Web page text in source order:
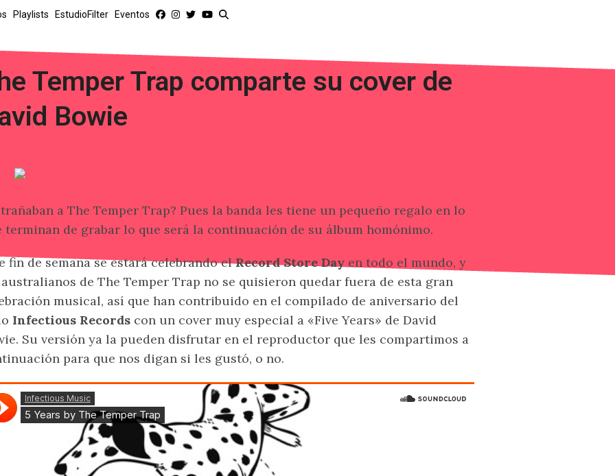
Playlists EstudioFilter Eventos
Temper Trap comparte su cover de
Bowie
a The Temper Trap? Pues la banda les tiene un pequeño regalo en lo
terminan de grabar lo que será la continuación de su álbum homónimo.
fin de semana se estará celebrando elRecord Store Day en todo el mundo, y
de The Temper Trap no se quisieron quedar fuera de esta gran
musical, así que han contribuido en el compilado de aniversario del
Infectious Records con un cover muy especial a «Five Years» de David
Su versión ya la pueden disfrutar en el reproductor que les compartimos a
para que nos digan si les gustó, o no.